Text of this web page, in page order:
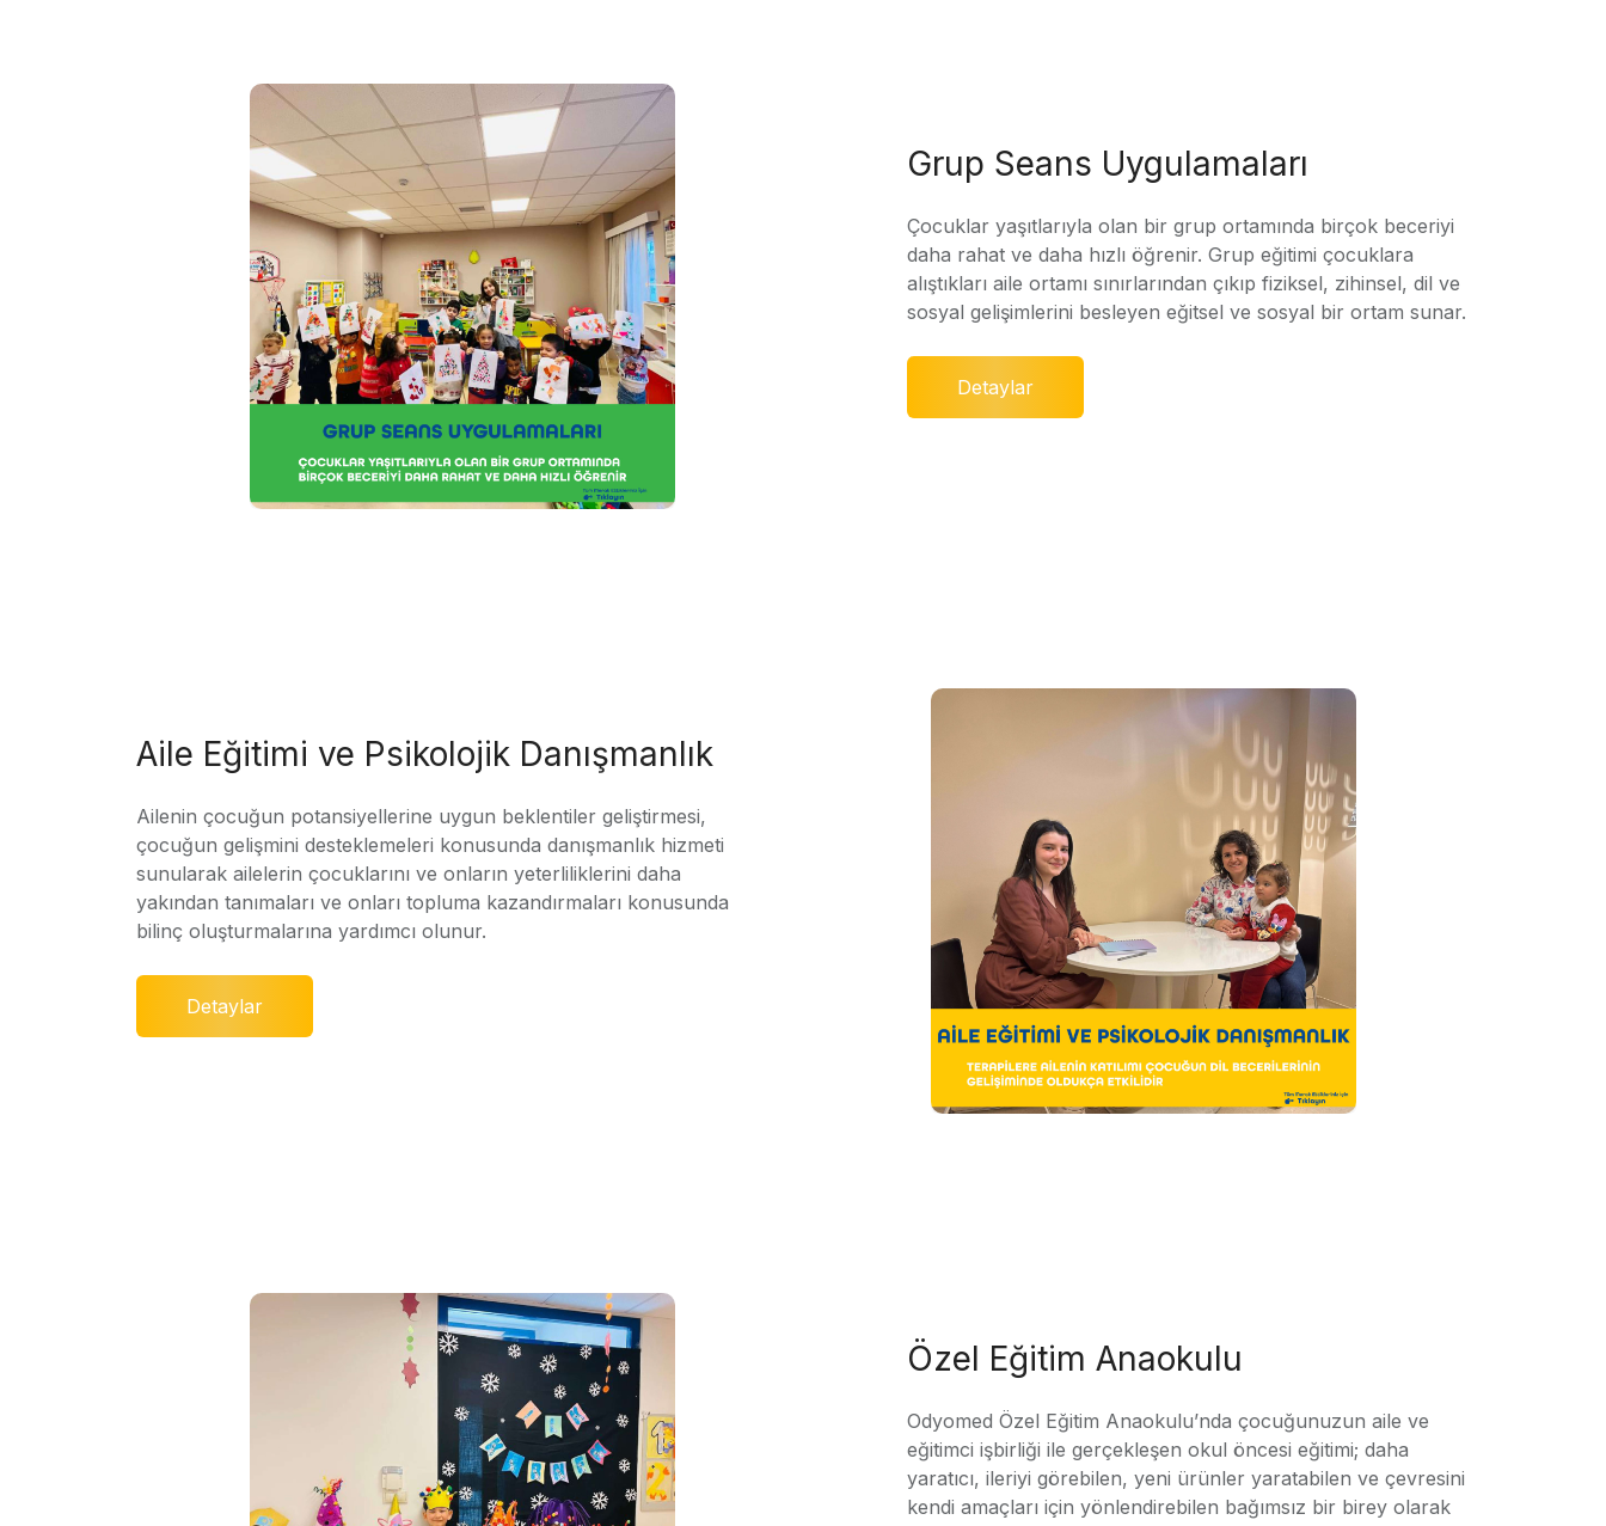
Grup Seans Uygulamaları
Çocuklar yaşıtlarıyla olan bir grup ortamında birçok beceriyi
daha rahat ve daha hızlı öğrenir. Grup eğitimi çocuklara
alıştıkları aile ortamı sınırlarından çıkıp fiziksel, zihinsel, dil ve
sosyal gelişimlerini besleyen eğitsel ve sosyal bir ortam sunar.
Detaylar
Aile Eğitimi ve Psikolojik Danışmanlık
Ailenin çocuğun potansiyellerine uygun beklentiler geliştirmesi,
çocuğun gelişmini desteklemeleri konusunda danışmanlık hizmeti
sunularak ailelerin çocuklarını ve onların yeterliliklerini daha
yakından tanımaları ve onları topluma kazandırmaları konusunda
bilinç oluşturmalarına yardımcı olunur.
Detaylar
Özel Eğitim Anaokulu
Odyomed Özel Eğitim Anaokulu’nda çocuğunuzun aile ve
eğitimci işbirliği ile gerçekleşen okul öncesi eğitimi; daha
yaratıcı, ileriyi görebilen, yeni ürünler yaratabilen ve çevresini
kendi amaçları için yönlendirebilen bağımsız bir birey olarak